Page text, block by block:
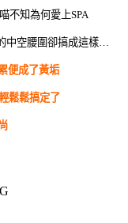
不知為何愛上SPA
中空腰圍卻搞成這樣…
便成了黃垢
鬆鬆搞定了